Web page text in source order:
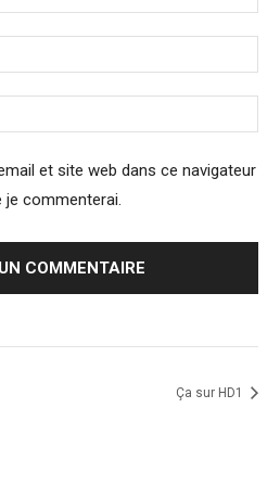
et site web dans ce navigateur
commenterai.
Ça sur HD1